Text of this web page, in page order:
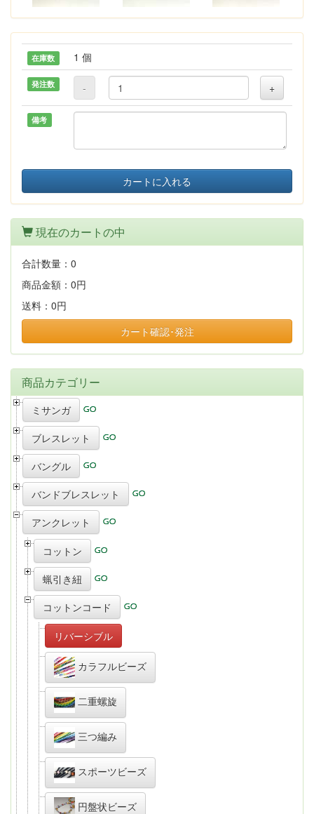
在庫数 1 個
発注数 - +
備考
カートに入れる
現在のカートの中
合計数量： 0
商品金額： 0円
送料： 0円
カート確認･発注
商品カテゴリー
ミサンガ
ブレスレット
バングル
バンドブレスレット
アンクレット
コットン
蝋引き紐
コットンコード
リバーシブル
カラフルビーズ
二重螺旋
三つ編み
スポーツビーズ
円盤状ビーズ